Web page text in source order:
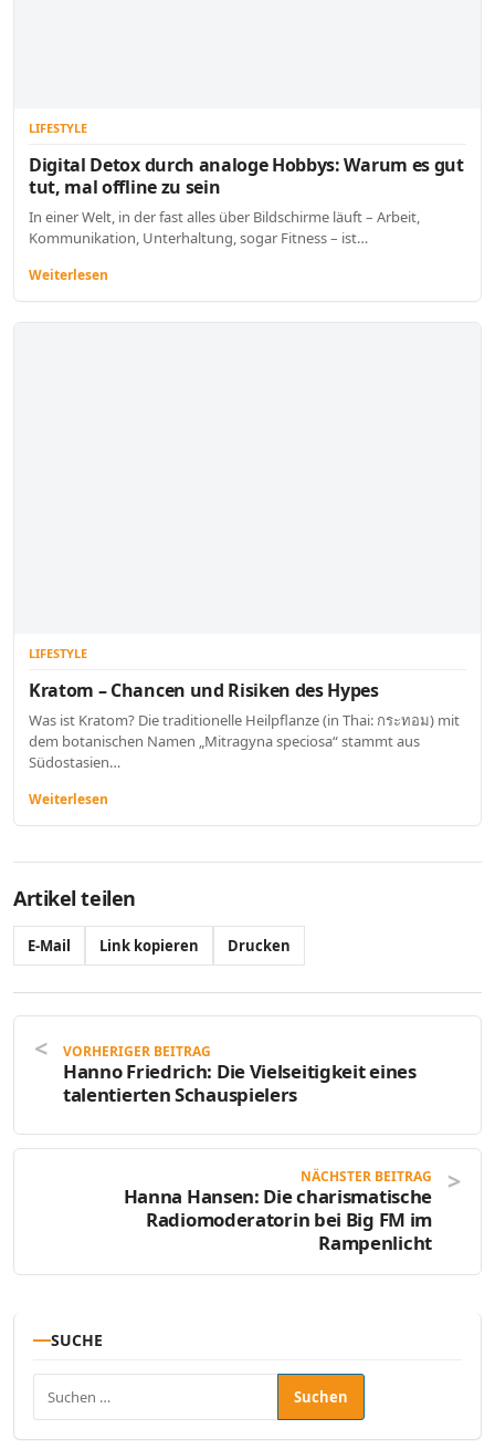
LIFESTYLE
Digital Detox durch analoge Hobbys: Warum es gut
tut, mal offline zu sein
In einer Welt, in der fast alles über Bildschirme läuft – Arbeit,
Kommunikation, Unterhaltung, sogar Fitness – ist…
Weiterlesen
LIFESTYLE
Kratom – Chancen und Risiken des Hypes
Was ist Kratom? Die traditionelle Heilpflanze (in Thai: กระทอม) mit
dem botanischen Namen „Mitragyna speciosa“ stammt aus
Südostasien…
Weiterlesen
Artikel teilen
E-Mail Link kopieren Drucken
VORHERIGER BEITRAG
Hanno Friedrich: Die Vielseitigkeit eines
talentierten Schauspielers
NÄCHSTER BEITRAG
Hanna Hansen: Die charismatische
Radiomoderatorin bei Big FM im
Rampenlicht
SUCHE
Suchen nach: